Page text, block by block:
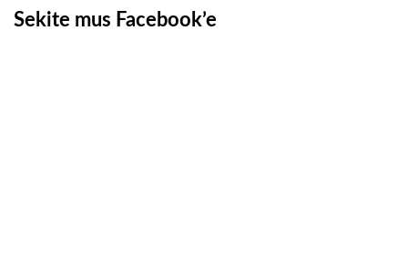
Sekite mus Facebook’e